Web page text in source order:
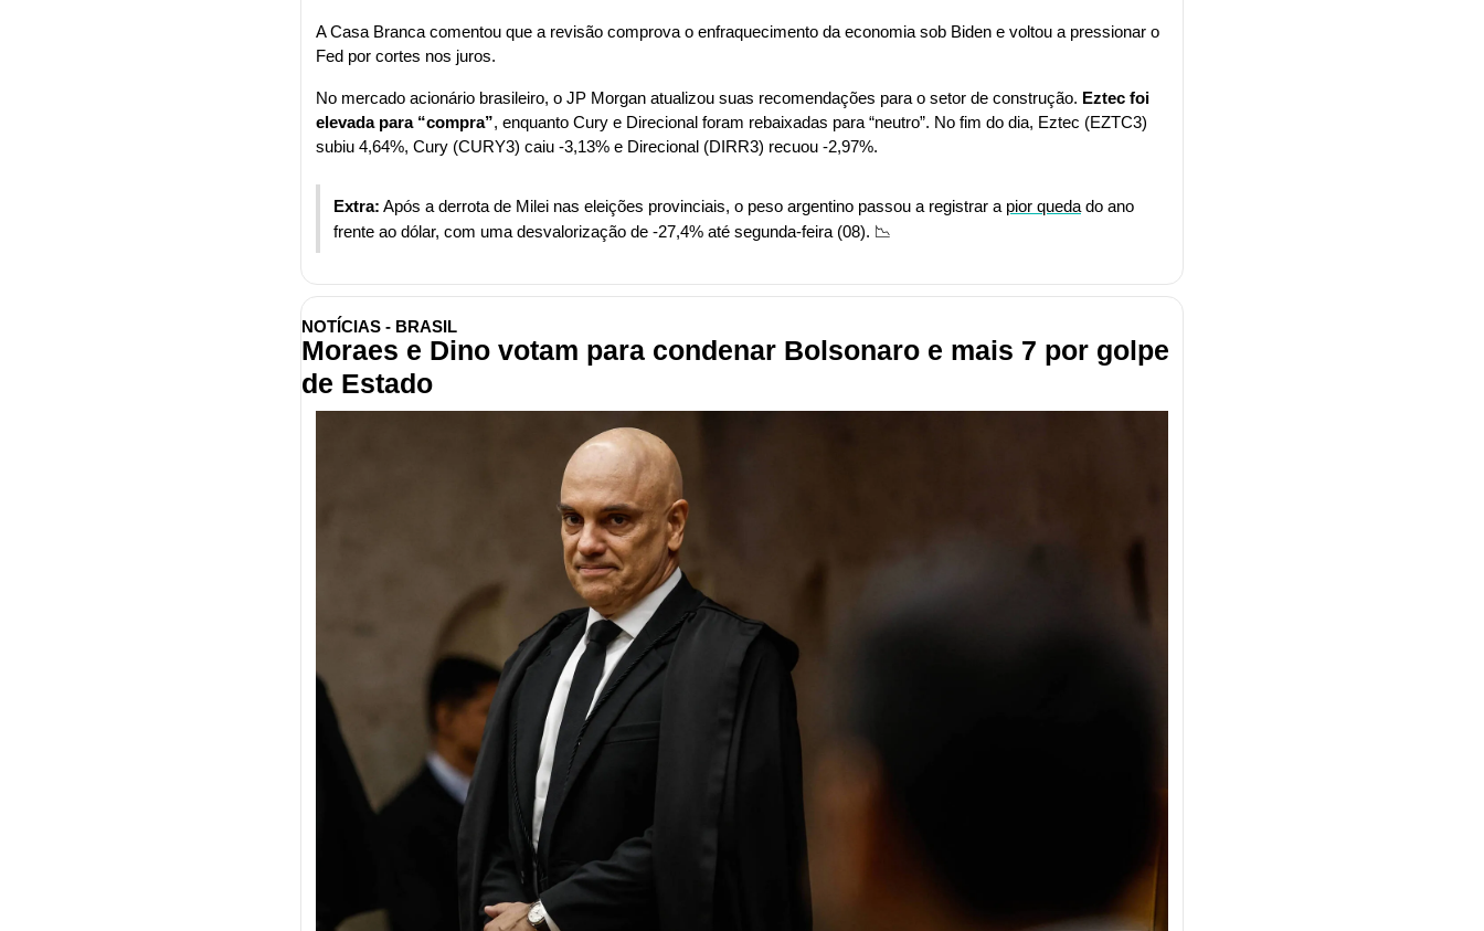
A Casa Branca comentou que a revisão comprova o enfraquecimento da economia sob Biden e voltou a pressionar o
Fed por cortes nos juros.
No mercado acionário brasileiro, o JP Morgan atualizou suas recomendações para o setor de construção. Eztec foi
elevada para “compra”, enquanto Cury e Direcional foram rebaixadas para “neutro”. No fim do dia, Eztec (EZTC3)
subiu 4,64%, Cury (CURY3) caiu -3,13% e Direcional (DIRR3) recuou -2,97%.
Extra: Após a derrota de Milei nas eleições provinciais, o peso argentino passou a registrar a pior queda do ano
frente ao dólar, com uma desvalorização de -27,4% até segunda-feira (08). 📉
NOTÍCIAS - BRASIL
Moraes e Dino votam para condenar Bolsonaro e mais 7 por golpe
de Estado